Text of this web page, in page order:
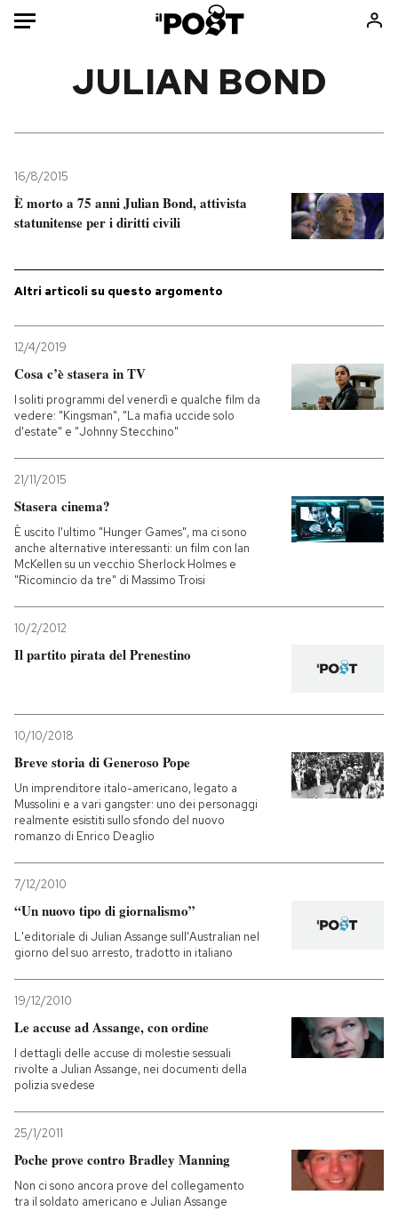
Mondo
Politica
Tecnologia
Economia
Sport
Consumismi
Altrecose
PODCAST
I MIEI PREFERITI
SHOP
CALENDARIO
Entra
JULIAN BOND
16/8/2015
È morto a 75 anni Julian Bond, attivista
statunitense per i diritti civili
Altri articoli su questo argomento
12/4/2019
Cosa c’è stasera in TV
I soliti programmi del venerdì e qualche film da
vedere: "Kingsman", "La mafia uccide solo
d'estate" e "Johnny Stecchino"
21/11/2015
Stasera cinema?
È uscito l'ultimo "Hunger Games", ma ci sono
anche alternative interessanti: un film con Ian
McKellen su un vecchio Sherlock Holmes e
"Ricomincio da tre" di Massimo Troisi
10/2/2012
Il partito pirata del Prenestino
10/10/2018
Breve storia di Generoso Pope
Un imprenditore italo-americano, legato a
Mussolini e a vari gangster: uno dei personaggi
realmente esistiti sullo sfondo del nuovo
romanzo di Enrico Deaglio
7/12/2010
“Un nuovo tipo di giornalismo”
L'editoriale di Julian Assange sull'Australian nel
giorno del suo arresto, tradotto in italiano
19/12/2010
Le accuse ad Assange, con ordine
I dettagli delle accuse di molestie sessuali
rivolte a Julian Assange, nei documenti della
polizia svedese
25/1/2011
Poche prove contro Bradley Manning
Non ci sono ancora prove del collegamento
tra il soldato americano e Julian Assange